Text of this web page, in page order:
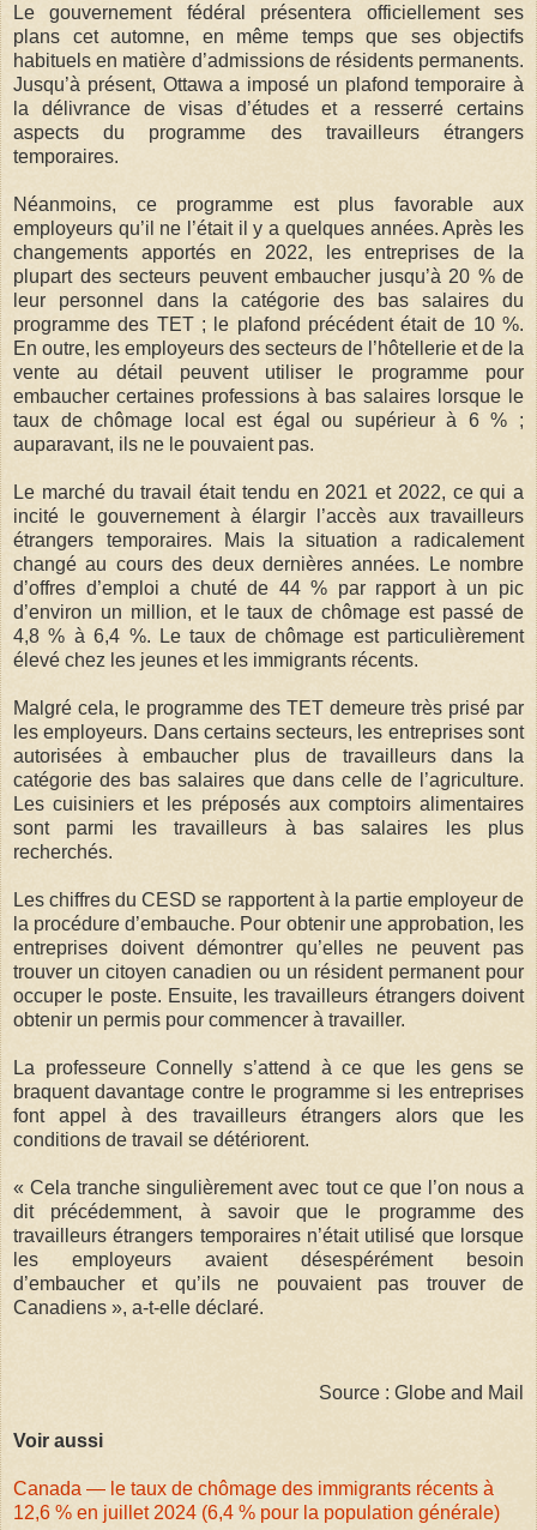
Le gouvernement fédéral présentera officiellement ses
plans cet automne, en même temps que ses objectifs
habituels en matière d’admissions de résidents permanents.
Jusqu’à présent, Ottawa a imposé un plafond temporaire à
la délivrance de visas d’études et a resserré certains
aspects du programme des travailleurs étrangers
temporaires.
Néanmoins, ce programme est plus favorable aux
employeurs qu’il ne l’était il y a quelques années. Après les
changements apportés en 2022, les entreprises de la
plupart des secteurs peuvent embaucher jusqu’à 20 % de
leur personnel dans la catégorie des bas salaires du
programme des TET ; le plafond précédent était de 10 %.
En outre, les employeurs des secteurs de l’hôtellerie et de la
vente au détail peuvent utiliser le programme pour
embaucher certaines professions à bas salaires lorsque le
taux de chômage local est égal ou supérieur à 6 % ;
auparavant, ils ne le pouvaient pas.
Le marché du travail était tendu en 2021 et 2022, ce qui a
incité le gouvernement à élargir l’accès aux travailleurs
étrangers temporaires. Mais la situation a radicalement
changé au cours des deux dernières années. Le nombre
d’offres d’emploi a chuté de 44 % par rapport à un pic
d’environ un million, et le taux de chômage est passé de
4,8 % à 6,4 %. Le taux de chômage est particulièrement
élevé chez les jeunes et les immigrants récents.
Malgré cela, le programme des TET demeure très prisé par
les employeurs. Dans certains secteurs, les entreprises sont
autorisées à embaucher plus de travailleurs dans la
catégorie des bas salaires que dans celle de l’agriculture.
Les cuisiniers et les préposés aux comptoirs alimentaires
sont parmi les travailleurs à bas salaires les plus
recherchés.
Les chiffres du CESD se rapportent à la partie employeur de
la procédure d’embauche. Pour obtenir une approbation, les
entreprises doivent démontrer qu’elles ne peuvent pas
trouver un citoyen canadien ou un résident permanent pour
occuper le poste. Ensuite, les travailleurs étrangers doivent
obtenir un permis pour commencer à travailler.
La professeure Connelly s’attend à ce que les gens se
braquent davantage contre le programme si les entreprises
font appel à des travailleurs étrangers alors que les
conditions de travail se détériorent.
« Cela tranche singulièrement avec tout ce que l’on nous a
dit précédemment, à savoir que le programme des
travailleurs étrangers temporaires n’était utilisé que lorsque
les employeurs avaient désespérément besoin
d’embaucher et qu’ils ne pouvaient pas trouver de
Canadiens », a-t-elle déclaré.
Source : Globe and Mail
Voir aussi
Canada — le taux de chômage des immigrants récents à
12,6 % en juillet 2024 (6,4 % pour la population générale)